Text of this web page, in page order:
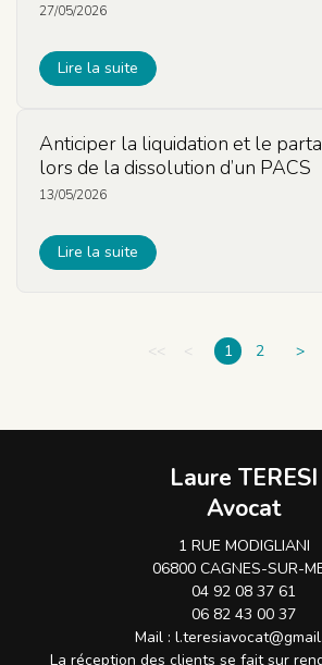
27/05/2026
Lire la suite
Anticiper la liquidation et le
lors de la dissolution d’un PACS
13/05/2026
Lire la suite
<< < 1 2 >
Laure TERESI
Avocat
1 RUE MODIGLIANI
06800 CAGNES-SUR-
04 92 08 37 61
06 82 43 00 37
Mail :
La réception des clients se fait sur